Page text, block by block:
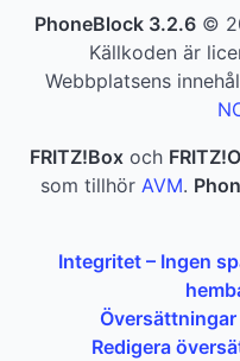
PhoneBlock 3.2.6©
Källkoden är
Webbplatsens
FRITZ!Boxoch
som tillhör AVM.
Integritet – Ingen
Redigera